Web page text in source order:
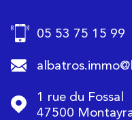
05 53 75 15 99
1 rue du Fossal
47500